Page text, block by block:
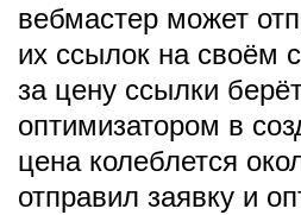
вебмастер может
их ссылок на своём
за цену ссылки
оптимизатором в
цена колеблется
отправил заявку и